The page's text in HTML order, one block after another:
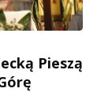
Pieszą